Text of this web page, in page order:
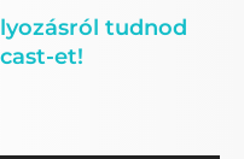
tudnod
et!